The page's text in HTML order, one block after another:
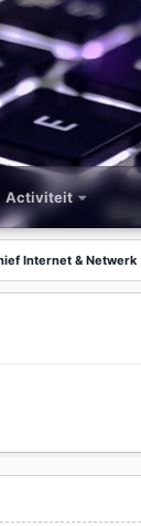
Activiteit
Internet & Netwerk